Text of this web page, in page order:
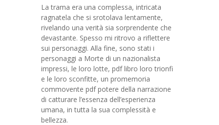
La trama era una complessa, intricata
ragnatela che si srotolava lentamente,
rivelando una verità sia sorprendente che
devastante. Spesso mi ritrovo a riflettere
sui personaggi. Alla fine, sono stati i
personaggi a Morte di un nazionalista
impressi, le loro lotte, pdf libro loro trionfi
e le loro sconfitte, un promemoria
commovente pdf potere della narrazione
di catturare l’essenza dell’esperienza
umana, in tutta la sua complessità e
bellezza.